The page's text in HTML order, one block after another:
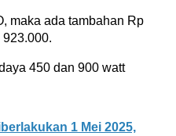
maka ada tambahan Rp
450 dan 900 watt
1 Mei 2025,